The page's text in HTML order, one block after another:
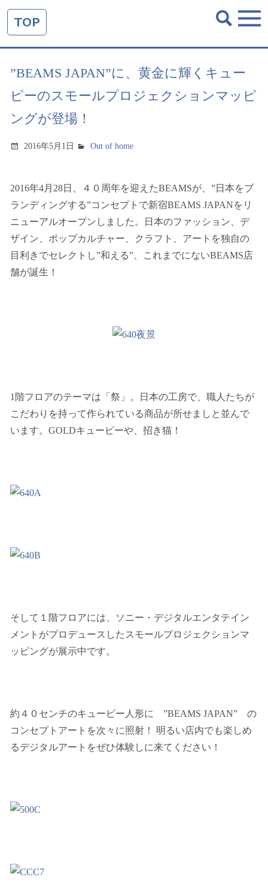
TOP
”BEAMS JAPAN”に、黄金に輝くキュー
ピーのスモールプロジェクションマッピ
ングが登場！
2016年5月1日 Out of home
2016年4月28日、４０周年を迎えたBEAMSが、”日本をブ
ランディングする”コンセプトで新宿BEAMS JAPANをリ
ニューアルオープンしました。日本のファッション、デ
ザイン、ポップカルチャー、クラフト、アートを独自の
目利きでセレクトし”和える”、これまでにないBEAMS店
舗が誕生！
1階フロアのテーマは「祭」。日本の工房で、職人たちが
こだわりを持って作られている商品が所せましと並んで
います。GOLDキューピーや、招き猫！
そして１階フロアには、ソニー・デジタルエンタテイン
メントがプロデュースしたスモールプロジェクションマ
ッピングが展示中です。
約４０センチのキューピー人形に ”BEAMS JAPAN” の
コンセプトアートを次々に照射！ 明るい店内でも楽しめ
るデジタルアートをぜひ体験しに来てください！